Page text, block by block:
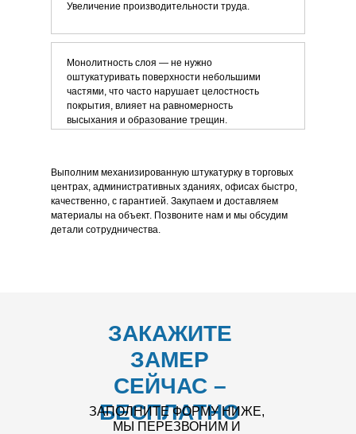
Увеличение производительности труда.
Монолитность слоя — не нужно
оштукатуривать поверхности небольшими
частями, что часто нарушает целостность
покрытия, влияет на равномерность
высыхания и образование трещин.
Выполним механизированную штукатурку в торговых
центрах, административных зданиях, офисах быстро,
качественно, с гарантией. Закупаем и доставляем
материалы на объект. Позвоните нам и мы обсудим
детали сотрудничества.
ЗАКАЖИТЕ
ЗАМЕР
СЕЙЧАС –
БЕСПЛАТНО
ЗАПОЛНИТЕ ФОРМУ НИЖЕ,
МЫ ПЕРЕЗВОНИМ И